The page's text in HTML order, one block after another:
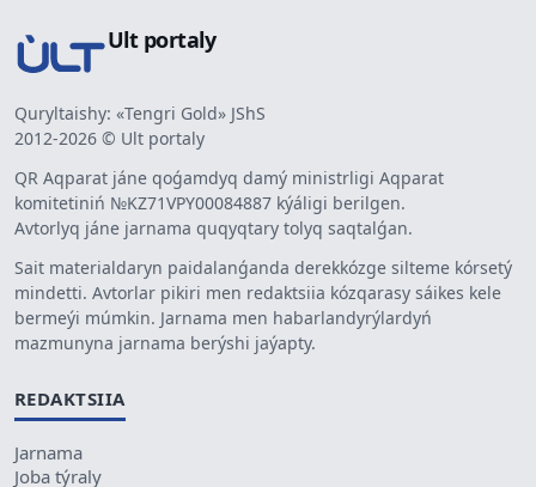
Ult portaly
Quryltaishy: «Tengri Gold» JShS
2012-2026 © Ult portaly
QR Aqparat jáne qoǵamdyq damý ministrligi Aqparat
komitetiniń №KZ71VPY00084887 kýáligi berilgen.
Avtorlyq jáne jarnama quqyqtary tolyq saqtalǵan.
Sait materialdaryn paidalanǵanda derekkózge silteme kórsetý
mindetti. Avtorlar pikiri men redaktsiia kózqarasy sáikes kele
bermeýi múmkin. Jarnama men habarlandyrýlardyń
mazmunyna jarnama berýshi jaýapty.
REDAKTSIIA
Jarnama
Joba týraly